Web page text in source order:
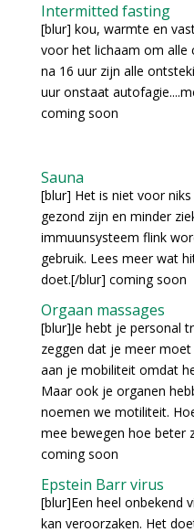
Intermitted fasting
[blur] kou, warmte en
voor het lichaam om alle
na 16 uur zijn alle
uur onstaat
coming soon
Sauna
[blur] Het is niet voor
gezond zijn en minder
immuunsysteem flink
gebruik. Lees meer wat
doet.[/blur] coming soon
Orgaan massages
[blur]Je hebt je personal
zeggen dat je meer
aan je mobiliteit omdat
Maar ook je organen
noemen we motiliteit.
mee bewegen hoe beter
coming soon
Epstein Barr virus
[blur]Een heel onbekend
kan veroorzaken. Het